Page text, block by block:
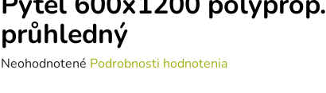
průhledný
Priemerné
Neohodnotené Podrobnosti hodnotenia